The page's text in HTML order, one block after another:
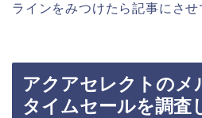
ラインをみつけたら記事にさ
アクアセレクトのメ
タイムセールを調査